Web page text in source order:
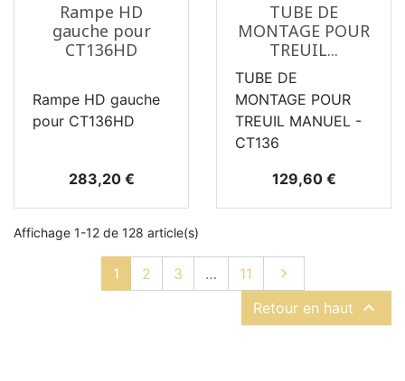
Rampe HD
gauche pour
CT136HD
Rampe HD gauche
pour CT136HD
Prix
283,20 €
TUBE DE
MONTAGE POUR
TREUIL...
TUBE DE
MONTAGE POUR
TREUIL MANUEL -
CT136
Prix
129,60 €
Affichage 1-12 de 128 article(s)
1 2 3 … 11 Suivant

Retour en haut 